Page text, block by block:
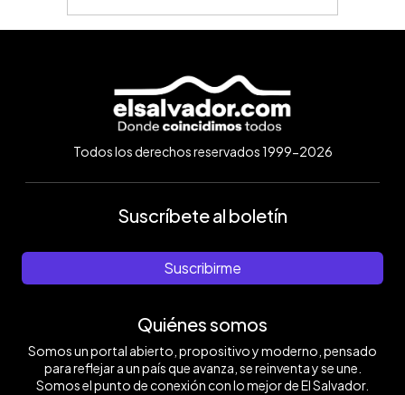
Todos los derechos reservados 1999-2026
Suscríbete al boletín
Suscribirme
Quiénes somos
Somos un portal abierto, propositivo y moderno, pensado
para reflejar a un país que avanza, se reinventa y se une.
Somos el punto de conexión con lo mejor de El Salvador.